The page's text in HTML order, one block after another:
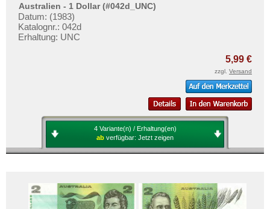
Australien - 1 Dollar (#042d_UNC)
Datum: (1983)
Katalognr.: 042d
Erhaltung: UNC
5,99 €
zzgl. Versand
4 Variante(n) / Erhaltung(en)
ab verfügbar: Jetzt zeigen